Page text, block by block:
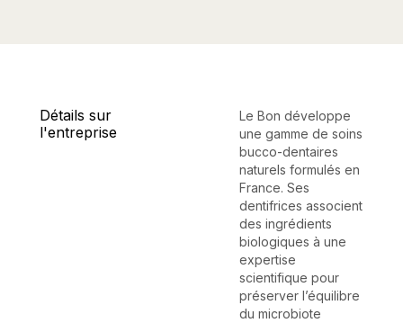
Détails sur
l'entreprise
Le Bon développe
une gamme de soins
bucco-dentaires
naturels formulés en
France. Ses
dentifrices associent
des ingrédients
biologiques à une
expertise
scientifique pour
préserver l’équilibre
du microbiote